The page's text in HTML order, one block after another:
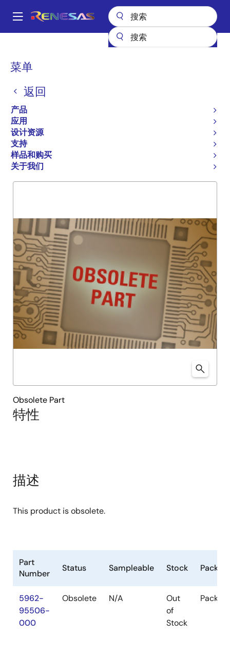
到
Main
菜单
返回
产品
应用
设计资源
支持
样品和购买
关于我们
面
屑
5962-95506
5962-95506
过时
FIFO 72240
概述
特性
Obsolete Part
描述
This product is obsolete.
Part
Number
Status Sampleable Stock
5962-
95506-
000
Obsolete N/A
Out
of
Stock